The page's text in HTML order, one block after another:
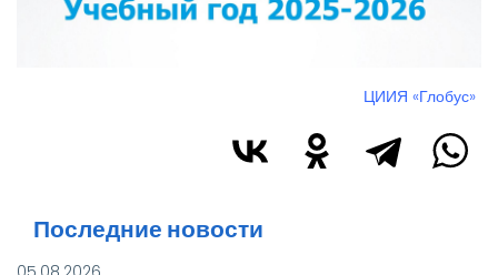
ЦИИЯ «Глобус»
Последние новости